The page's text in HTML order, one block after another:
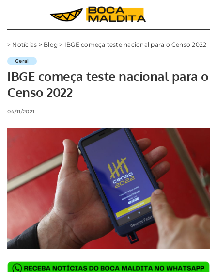
> Notícias > Blog > IBGE começa teste nacional para o Censo 2022
Geral
IBGE começa teste nacional para o
Censo 2022
04/11/2021